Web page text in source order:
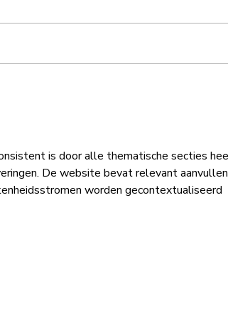
voordracht
is door alle thematische secties
De website bevat relevant
worden gecontextualiseerd